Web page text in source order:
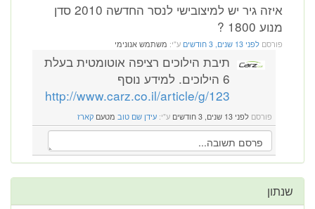
איזה גיר יש למיצובישי לנסר החדשה 2010 סדן
מנוע 1800 ?
פורסם לפני 13 שנים, 3 חודשים ע"י: משתמש אנונימי
תיבת הילוכים רציפה אוטומטית בעלת
6 הילוכים. למידע נוסף
http://www.carz.co.il/article/g/123
פורסם לפני 13 שנים, 3 חודשים ע"י: עידן שם טוב מטעם קארז
שנתון